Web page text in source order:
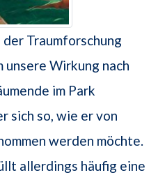
Traumforschung
unsere Wirkung nach
im Park
sich so, wie er von
werden möchte.
allerdings häufig eine